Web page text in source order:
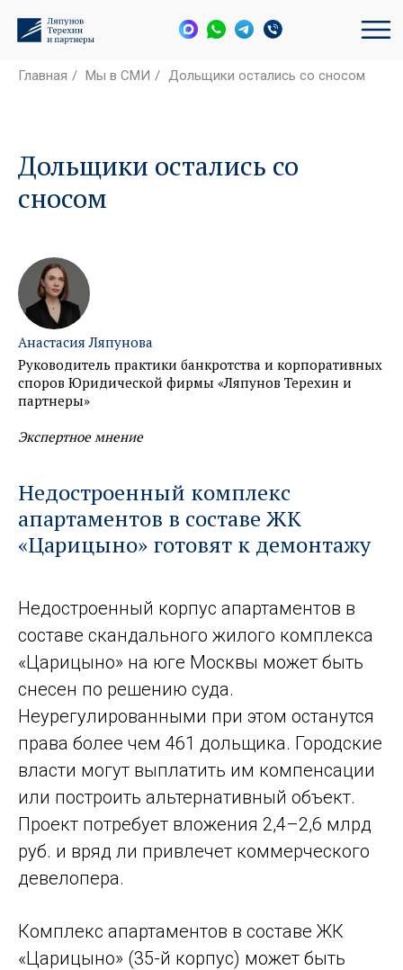
Главная / Мы в СМИ / Дольщики остались со сносом
Дольщики остались со
сносом
Анастасия Ляпунова
Руководитель практики банкротства и корпоративных
споров Юридической фирмы «Ляпунов Терехин и
партнеры»
Экспертное мнение
Недостроенный комплекс
апартаментов в составе ЖК
«Царицыно» готовят к демонтажу
Недостроенный корпус апартаментов в
составе скандального жилого комплекса
«Царицыно» на юге Москвы может быть
снесен по решению суда.
Неурегулированными при этом останутся
права более чем 461 дольщика. Городские
власти могут выплатить им компенсации
или построить альтернативный объект.
Проект потребует вложения 2,4–2,6 млрд
руб. и вряд ли привлечет коммерческого
девелопера.
Комплекс апартаментов в составе ЖК
«Царицыно» (35-й корпус) может быть